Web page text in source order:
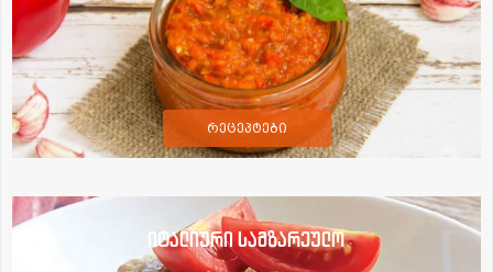
რეცეპტები
იტალიური სამზარეულო